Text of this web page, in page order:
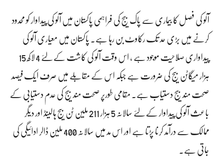
آلو کی فصل کا بیماری سے پاک بیج کی فراہمی پاکستان میں آلو کی پیداوار کو محدود
کرنے میں بڑی حد تک رکاوٹ بن رہا ہے۔ پاکستان میں معیاری آلو کی
پیداواری صلاحیت موجود ہے ، اس وقت آلو کی کاشت کے لئے 4 لاکھ 15
ہزار میگاٹن بیج کی ضرورت ہے جبکہ اس کے مقابلے میں صرف ایک فیصد
صحت مند بیج دستیاب ہے۔ مقامی طورپر صحت مند بیج کی عدم دستیابی کے
باعث آلو کی پیداوار کے لئے سالانہ 5 ہزار 211 ملین ٹن بیج ہالینڈ اور دیگر
ممالک سے درآمد کرنا پڑتا ہے اور اس مد میں سالانہ 400 ملین ڈالر ادائیگی کی
جاتی ہے۔